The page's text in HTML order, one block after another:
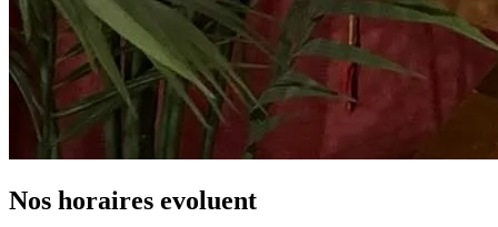
Nos horaires evoluent